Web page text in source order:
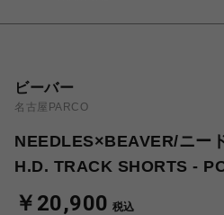
ビーバー
名古屋PARCO
NEEDLES×BEAVER/ニー
H.D. TRACK SHORTS -
￥20,900 税込